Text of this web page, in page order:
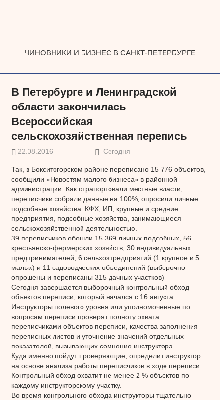
ЧИНОВНИКИ И БИЗНЕС В САНКТ-ПЕТЕРБУРГЕ
В Петербурге и Ленинградской
области закончилась
Всероссийская
сельскохозяйственная перепись
22.08.2016 Сегодня
Так, в Бокситогорском районе переписано 15 776 объектов,
сообщили «Новостям малого бизнеса» в районной
администрации. Как отрапортовали местные власти,
переписчики собрали данные на 100%, опросили личные
подсобные хозяйства, КФХ, ИП, крупные и средние
предприятия, подсобные хозяйства, занимающиеся
сельскохозяйственной деятельностью.
39 переписчиков обошли 15 369 личных подсобных, 56
крестьянско-фермерских хозяйств, 30 индивидуальных
предпринимателей, 6 сельхозпредприятий (1 крупное и 5
малых) и 11 садоводческих объединений (выборочно
опрошены и переписаны 315 дачных участков).
Сегодня завершается выборочный контрольный обход
объектов переписи, который начался с 16 августа.
Инструкторы полевого уровня или уполномоченные по
вопросам переписи проверят полноту охвата
переписчиками объектов переписи, качества заполнения
переписных листов и уточнение значений отдельных
показателей, вызывающих сомнение инструктора.
Куда именно пойдут проверяющие, определит инструктор
на основе анализа работы переписчиков в ходе переписи.
Контрольный обход охватит не менее 2 % объектов по
каждому инструкторскому участку.
Во время контрольного обхода инструкторы тщательно